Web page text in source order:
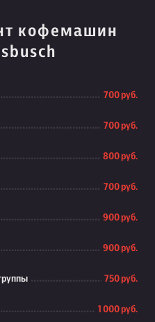
кофемашин
700 руб.
700 руб.
800 руб.
700 руб.
900 руб.
900 руб.
750 руб.
1 000 руб.